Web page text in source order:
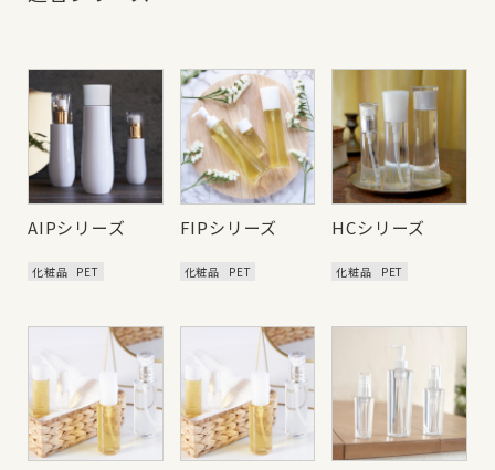
AIPシリーズ
化粧品 PET
FIPシリーズ
化粧品 PET
HCシリーズ
化粧品 PET